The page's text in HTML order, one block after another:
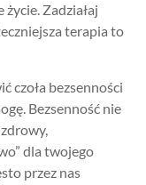
Zadziałaj
terapia to
czoła bezsenności
Bezsenność nie
dla twojego
przez nas